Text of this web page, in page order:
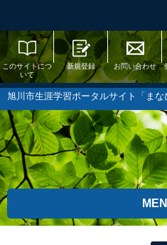
このサイトにつ
いて
新規登録 お問い合わせ
旭川市生涯学習ポータルサイト「まな